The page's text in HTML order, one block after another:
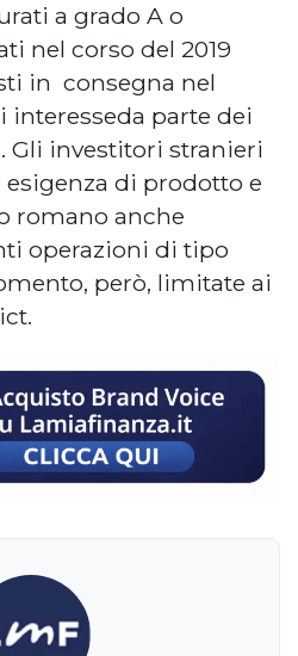
a grado A o
nel corso del 2019
in consegna nel
interesseda parte dei
Gli investitori stranieri
di prodotto e
romano anche
operazioni di tipo
però, limitate ai